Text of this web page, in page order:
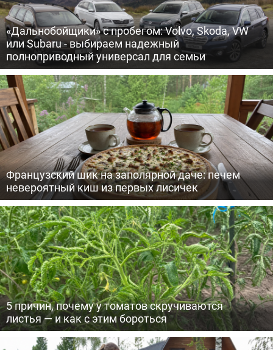
«Дальнобойщики» с пробегом: Volvo, Skoda, VW
или Subaru - выбираем надежный
полноприводный универсал для семьи
Французский шик на заполярной даче: печем
невероятный киш из первых лисичек
5 причин, почему у томатов скручиваются
листья — и как с этим бороться